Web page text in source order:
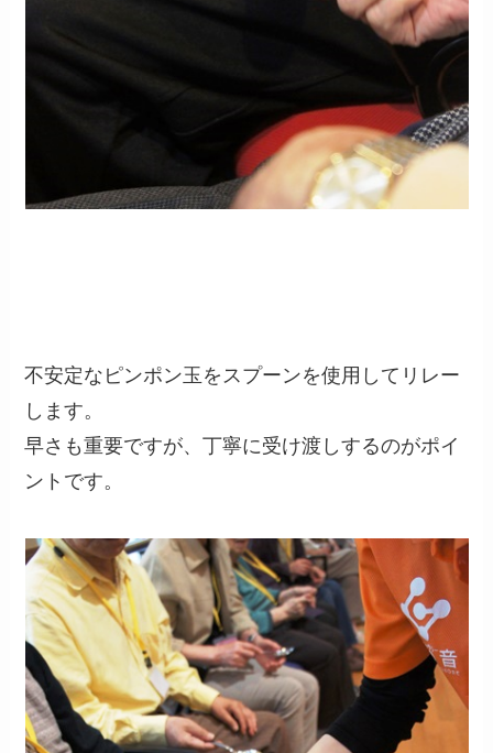
不安定なピンポン玉をスプーンを使用してリレー
します。
早さも重要ですが、丁寧に受け渡しするのがポイ
ントです。